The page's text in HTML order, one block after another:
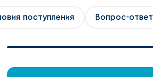
поступления Вопрос-ответ